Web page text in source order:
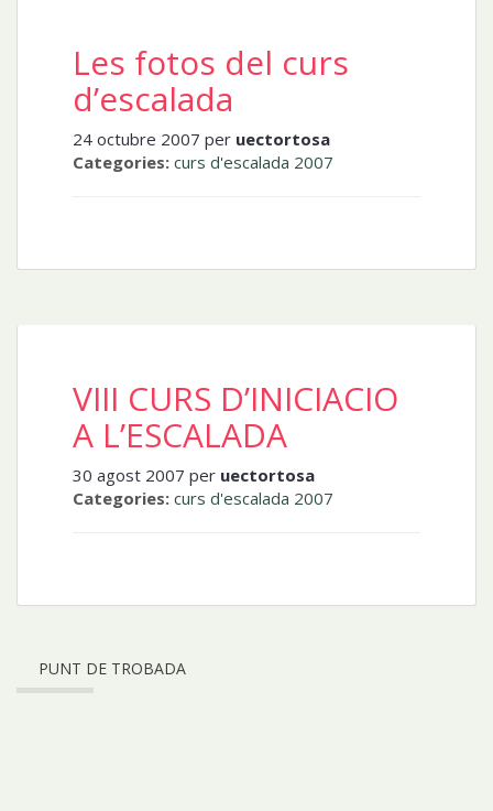
Les fotos del curs
d’escalada
24 octubre 2007 per uectortosa
Categories: curs d'escalada 2007
VIII CURS D’INICIACIO
A L’ESCALADA
30 agost 2007 per uectortosa
Categories: curs d'escalada 2007
PUNT DE TROBADA